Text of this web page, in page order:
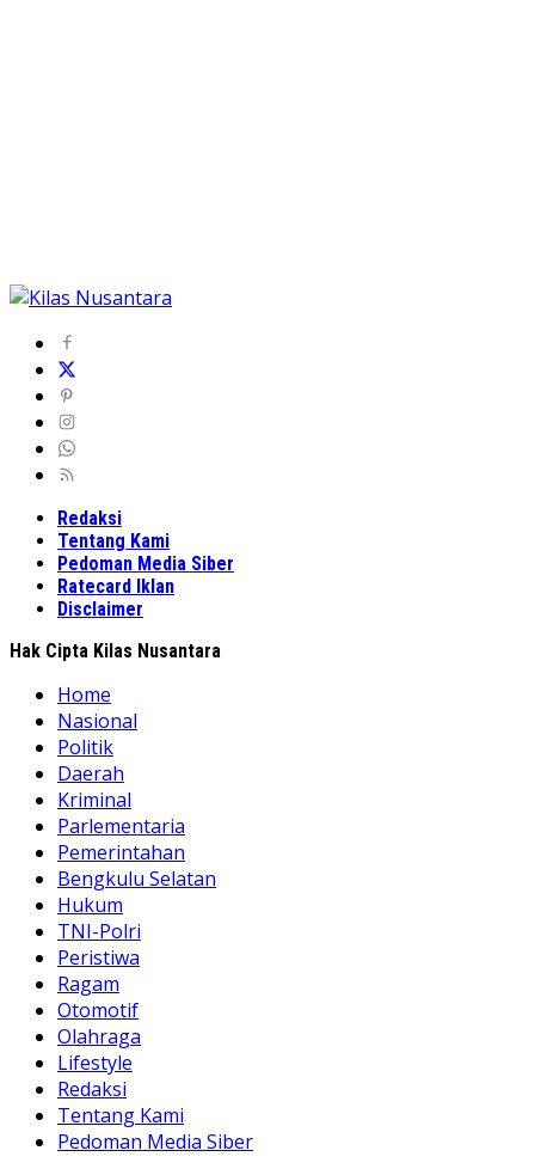
Redaksi
Tentang Kami
Pedoman Media Siber
Ratecard Iklan
Disclaimer
Hak Cipta Kilas Nusantara
Home
Nasional
Politik
Daerah
Kriminal
Parlementaria
Pemerintahan
Bengkulu Selatan
Hukum
TNI-Polri
Peristiwa
Ragam
Otomotif
Olahraga
Lifestyle
Redaksi
Tentang Kami
Pedoman Media Siber